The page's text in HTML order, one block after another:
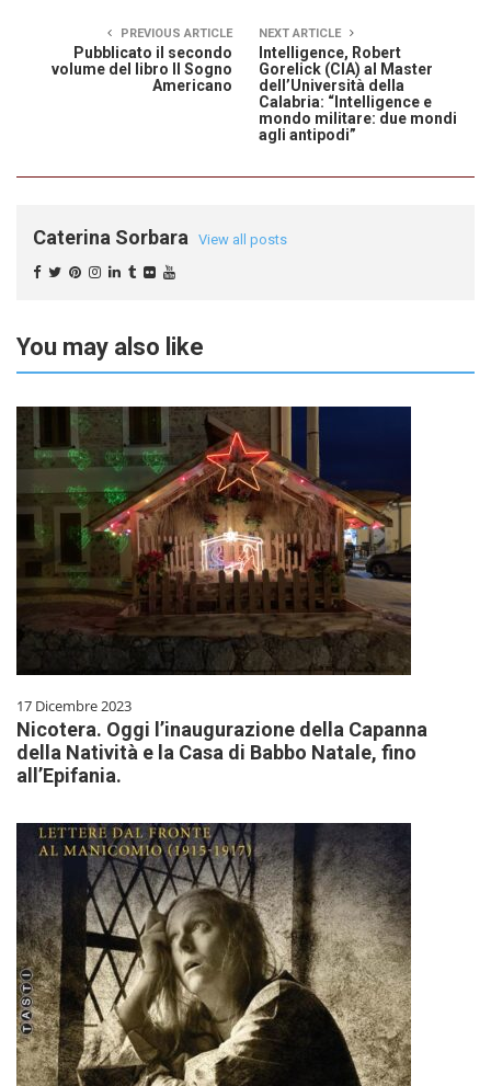
PREVIOUS ARTICLE
Pubblicato il secondo
volume del libro Il Sogno
Americano
NEXT ARTICLE
Intelligence, Robert
Gorelick (CIA) al Master
dell’Università della
Calabria: “Intelligence e
mondo militare: due mondi
agli antipodi”
Caterina Sorbara View all posts
You may also like
17 Dicembre 2023
Nicotera. Oggi l’inaugurazione della Capanna
della Natività e la Casa di Babbo Natale, fino
all’Epifania.